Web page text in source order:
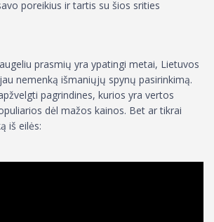
poreikius ir tartis su šios srities
prasmių yra ypatingi metai, Lietuvos
nemenką išmaniųjų spynų pasirinkimą.
pagrindines, kurios yra vertos
dėl mažos kainos. Bet ar tikrai
iš eilės: